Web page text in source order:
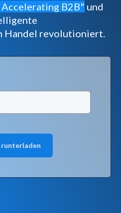
B2B" und
Handel revolutioniert.